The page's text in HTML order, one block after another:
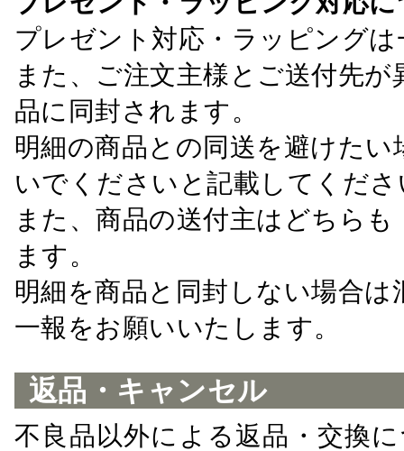
プレゼント対応・ラッピング
また、ご注文主様とご送付先
品に同封されます。
明細の商品との同送を避けた
いでくださいと記載してくださ
また、商品の送付主はどちら
ます。
明細を商品と同封しない場合
一報をお願いいたします。
返品・キャンセル
不良品以外による返品・交換